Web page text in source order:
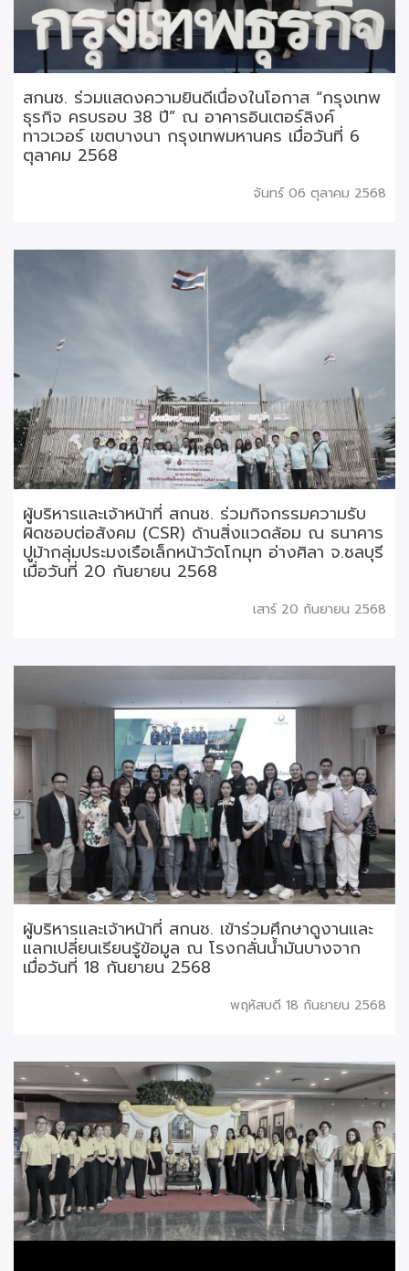
สกนช. ร่วมแสดงความยินดีเนื่องในโอกาส “กรุงเทพ
ธุรกิจ ครบรอบ 38 ปี” ณ อาคารอินเตอร์ลิงค์
ทาวเวอร์ เขตบางนา กรุงเทพมหานคร เมื่อวันที่ 6
ตุลาคม 2568
จันทร์ 06 ตุลาคม 2568
ผู้บริหารและเจ้าหน้าที่ สกนช. ร่วมกิจกรรมความรับ
ผิดชอบต่อสังคม (CSR) ด้านสิ่งแวดล้อม ณ ธนาคาร
ปูม้ากลุ่มประมงเรือเล็กหน้าวัดโกมุท อ่างศิลา จ.ชลบุรี
เมื่อวันที่ 20 กันยายน 2568
เสาร์ 20 กันยายน 2568
ผู้บริหารและเจ้าหน้าที่ สกนช. เข้าร่วมศึกษาดูงานและ
แลกเปลี่ยนเรียนรู้ข้อมูล ณ โรงกลั่นน้ำมันบางจาก
เมื่อวันที่ 18 กันยายน 2568
พฤหัสบดี 18 กันยายน 2568